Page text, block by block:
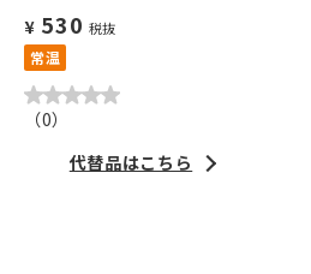
¥ 530 税抜
常温
（0）
代替品はこちら